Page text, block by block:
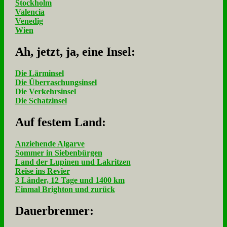
Stockholm
Valencia
Venedig
Wien
Ah, jetzt, ja, ei­ne In­sel:
Die Lärminsel
Die Überraschungsinsel
Die Verkehrsinsel
Die Schatzinsel
Auf fe­stem Land:
Anziehende Algarve
Sommer in Siebenbürgen
Land der Lupinen und Lakritzen
Reise ins Revier
3 Länder, 12 Tage und 1400 km
Einmal Brighton und zurück
Dau­er­bren­ner: